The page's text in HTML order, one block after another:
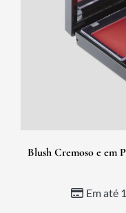
Blush Cremoso e em
Em até